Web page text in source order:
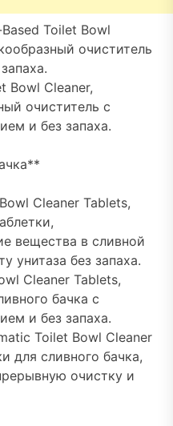
Toilet Bowl
очиститель
Bowl Cleaner,
очиститель с
и без запаха.
Cleaner Tablets,
вещества в сливной
унитаза без запаха.
Cleaner Tablets,
бачка с
и без запаха.
Toilet Bowl Cleaner
для сливного бачка,
очистку и